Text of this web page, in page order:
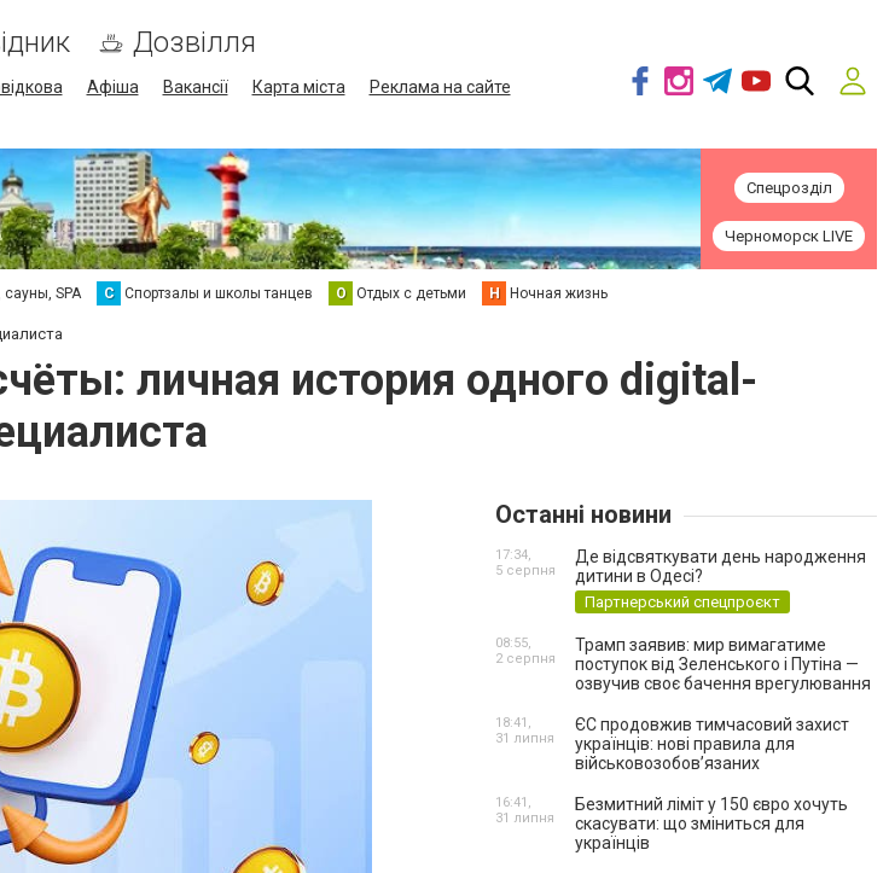
Дозвілля
Афіша Вакансії Карта міста
Реклама на сайте
Спецрозділ
Черноморск LIVE
SPA С Спортзалы и школы танцев О Отдых с детьми Н Ночная жизнь
личная история одного digital-
Останні новини
Де відсвяткувати день народження
дитини в Одесі?
Партнерський спецпроєкт
17:34,
5 серпня
Трамп заявив: мир вимагатиме
поступок від Зеленського і Путіна —
озвучив своє бачення врегулювання
08:55,
2 серпня
ЄС продовжив тимчасовий захист
українців: нові правила для
військовозобов’язаних
18:41,
31 липня
Безмитний ліміт у 150 євро хочуть
скасувати: що зміниться для
українців
16:41,
31 липня